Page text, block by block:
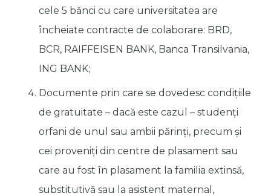
cele 5 bănci cu care universitatea are
încheiate contracte de colaborare: BRD,
BCR, RAIFFEISEN BANK, Banca Transilvania,
ING BANK;
Documente prin care se dovedesc condițiile
de gratuitate – dacă este cazul – studenți
orfani de unul sau ambii părinți, precum și
cei proveniți din centre de plasament sau
care au fost în plasament la familia extinsă,
substitutivă sau la asistent maternal,